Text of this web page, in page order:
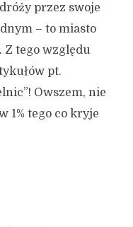
przez swoje
– to miasto
Z tego względu
pt.
Owszem, nie
1% tego co kryje